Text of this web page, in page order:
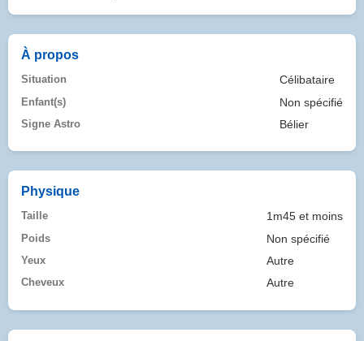
À propos
Situation Célibataire
Enfant(s) Non spécifié
Signe Astro Bélier
Physique
Taille 1m45 et moins
Poids Non spécifié
Yeux Autre
Cheveux Autre